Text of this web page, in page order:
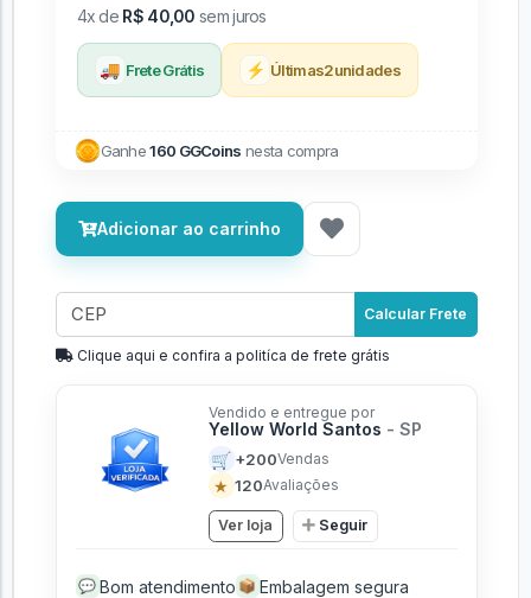
4x de R$ 40,00 sem juros
🚚 Frete Grátis ⚡ Últimas2unidades
Ganhe160 GGCoins nesta compra
Adicionar ao carrinho
Calcular Frete
Clique aqui e confira a politíca de frete grátis
Vendido e entregue por
Yellow World Santos - SP
🛒 +200Vendas
★ 120Avaliações
Ver loja Seguir
💬 Bom atendimento 📦 Embalagem segura